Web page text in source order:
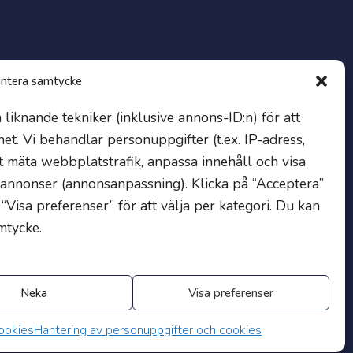
samtycke
tekniker (inklusive annons-ID:n) för att
Vi behandlar personuppgifter (t.ex. IP-adress,
webbplatstrafik, anpassa innehåll och visa
(annonsanpassning). Klicka på “Acceptera”
preferenser” för att välja per kategori. Du kan
Neka Visa preferenser
Hantering av personuppgifter och cookies
Progress
Progress är vårt egenutvecklade intranät för lärare, elever
och föräldrar.Klicka här för att logga in.